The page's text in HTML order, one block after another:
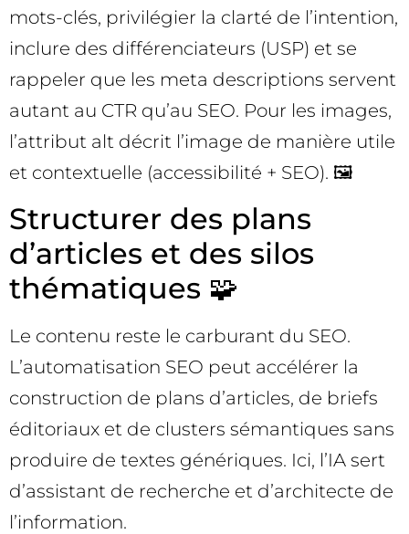
mots-clés, privilégier la clarté de l’intention,
inclure des différenciateurs (USP) et se
rappeler que les meta descriptions servent
autant au CTR qu’au SEO. Pour les images,
l’attribut alt décrit l’image de manière utile
et contextuelle (accessibilité + SEO). 🖼️
Structurer des plans
d’articles et des silos
thématiques 🧩
Le contenu reste le carburant du SEO.
L’automatisation SEO peut accélérer la
construction de plans d’articles, de briefs
éditoriaux et de clusters sémantiques sans
produire de textes génériques. Ici, l’IA sert
d’assistant de recherche et d’architecte de
l’information.